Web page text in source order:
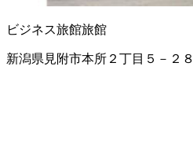
ビジネス旅館旅館
新潟県見附市本所２丁目５－２８